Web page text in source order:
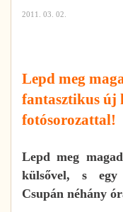
2011. 03. 02.
Lepd meg
fantasztikus új
fotósorozattal!
Lepd meg
külsővel, s egy
Csupán néhány